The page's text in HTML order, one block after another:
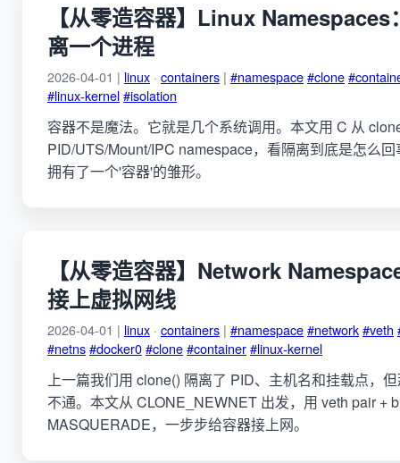
【从零造容器】Linux
离一个进程
2026-04-01 | linux · containers | #namespace#clone
#linux-kernel#isolation
容器不是魔法。它就是几个系统调用。本文用 C 从
PID/UTS/Mount/IPC namespace，看隔离到底是怎么
拥有了一个'容器'的雏形。
【从零造容器】Network
接上虚拟网线
2026-04-01 | linux · containers | #namespace#network#veth
#netns#docker0#clone#container#linux-kernel
上一篇我们用 clone() 隔离了 PID、主机名和挂载点，
不通。本文从 CLONE_NEWNET 出发，用 veth pair +
MASQUERADE，一步步给容器接上网。